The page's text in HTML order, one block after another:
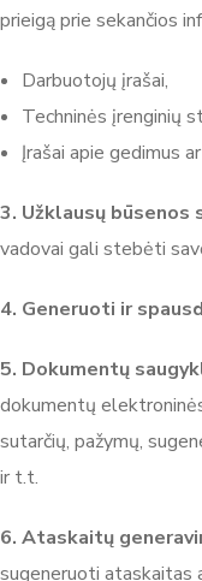
prieigą prie sekančios
Darbuotojų įrašai,
Techninės įrenginių
Įrašai apie gedimus
3. Užklausų būsenos
vadovai gali stebėti
4. Generuoti ir
5. Dokumentų
dokumentų
sutarčių, pažymų,
ir t.t.
6. Ataskaitų
sugeneruoti ataskaitas